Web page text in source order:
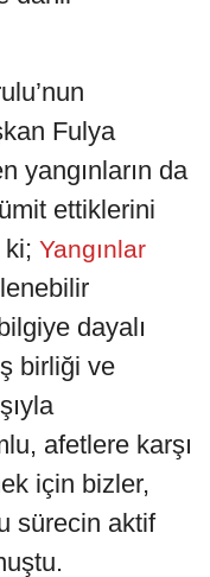
Fulya
yangınların da
ettiklerini
Yangınlar
dayalı
birliği ve
afetlere karşı
için bizler,
sürecin aktif